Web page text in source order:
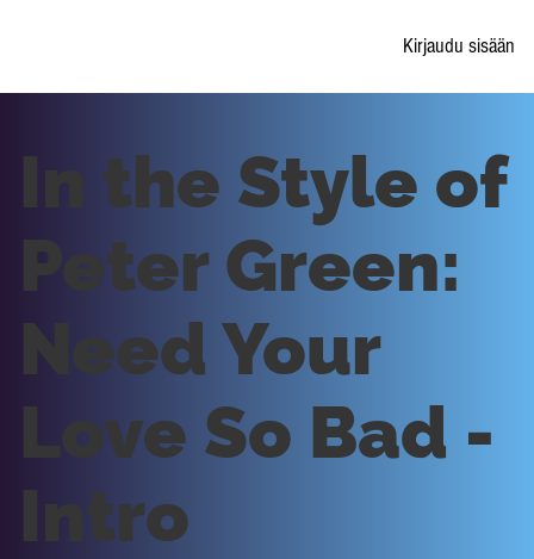
Kirjaudu sisään
In the Style of
Peter Green:
Need Your
Love So Bad -
Intro